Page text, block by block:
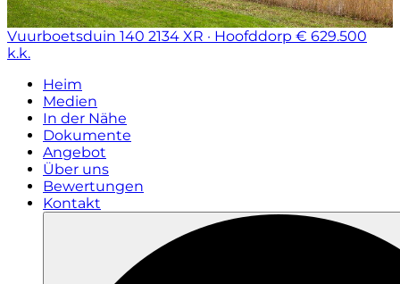
Vuurboetsduin 140 2134 XR · Hoofddorp € 629.500
k.k.
Heim
Medien
In der Nähe
Dokumente
Angebot
Über uns
Bewertungen
Kontakt